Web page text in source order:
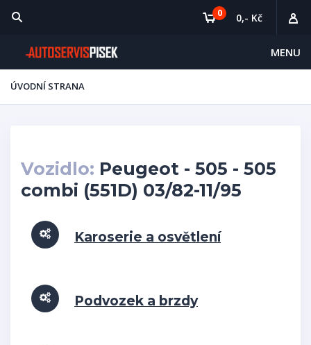
MENU
0 0,- Kč
ÚVODNÍ STRANA
Vozidlo: Peugeot - 505 - 505
combi (551D) 03/82-11/95
Karoserie a osvětlení
Podvozek a brzdy